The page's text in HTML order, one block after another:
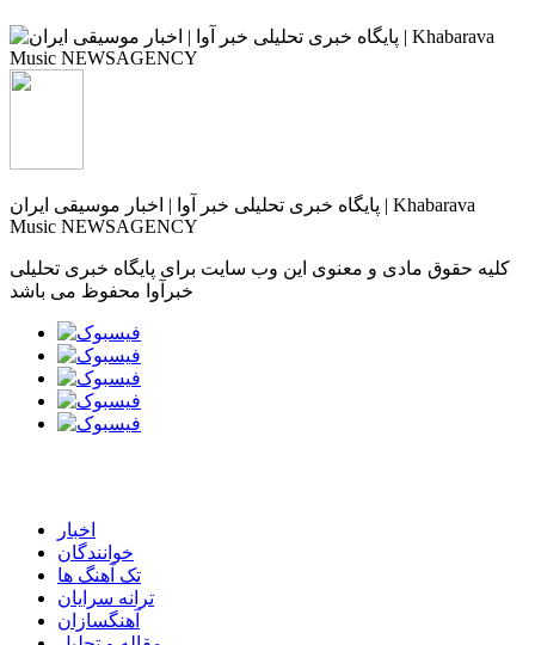
پایگاه خبری تحلیلی خبر آوا | اخبار موسیقی ایران | Khabarava
Music NEWSAGENCY
کلیه حقوق مادی و معنوی این وب سایت برای پایگاه خبری تحلیلی
خبرآوا محفوظ می باشد
اخبار
خوانندگان
تک آهنگ ها
ترانه سرایان
آهنگسازان